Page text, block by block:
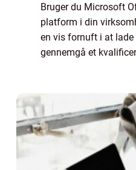
Bruger du Microsoft
platform i din
en vis fornuft i at lade
gennemgå et